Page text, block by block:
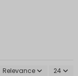
Relevance 24